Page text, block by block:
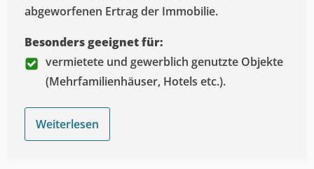
abgeworfenen Ertrag der Immobilie.
Besonders geeignet für:
vermietete und gewerblich genutzte Objekte
(Mehrfamilienhäuser, Hotels etc.).
Weiterlesen